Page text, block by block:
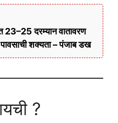
23–25 दरम्यान वातावरण
शक्यता – पंजाब डख
?